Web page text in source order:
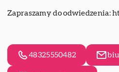
Zapraszamy do odwiedzenia:
48325550482